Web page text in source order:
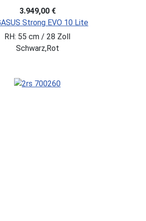
3.949,00 €
Strong EVO 10 Lite
RH: 55 cm / 28 Zoll
Schwarz,Rot